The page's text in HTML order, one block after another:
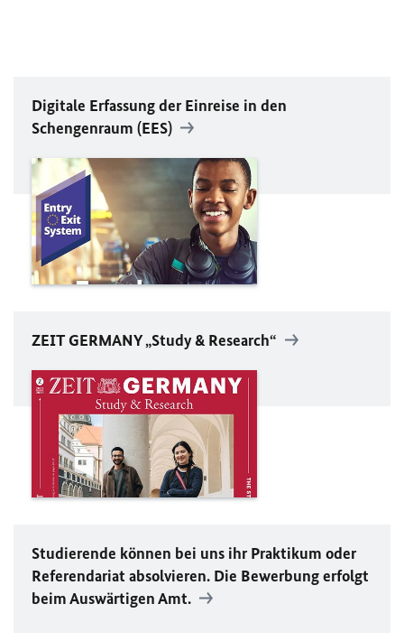
Digitale Erfassung der Einreise in den
Schengenraum (EES)
ZEIT GERMANY „Study & Research“
Studierende können bei uns ihr Praktikum oder
Referendariat absolvieren. Die Bewerbung erfolgt
beim Auswärtigen Amt.